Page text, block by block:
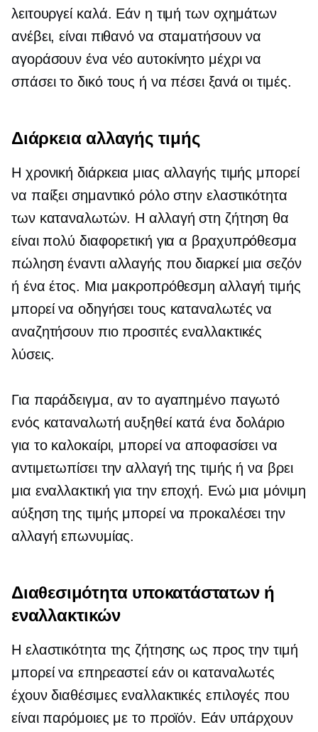
λειτουργεί καλά. Εάν η τιμή των οχημάτων
ανέβει, είναι πιθανό να σταματήσουν να
αγοράσουν ένα νέο αυτοκίνητο μέχρι να
σπάσει το δικό τους ή να πέσει ξανά οι τιμές.
Διάρκεια αλλαγής τιμής
Η χρονική διάρκεια μιας αλλαγής τιμής μπορεί
να παίξει σημαντικό ρόλο στην ελαστικότητα
των καταναλωτών. Η αλλαγή στη ζήτηση θα
είναι πολύ διαφορετική για α βραχυπρόθεσμα
πώληση έναντι αλλαγής που διαρκεί μια σεζόν
ή ένα έτος. Μια μακροπρόθεσμη αλλαγή τιμής
μπορεί να οδηγήσει τους καταναλωτές να
αναζητήσουν πιο προσιτές εναλλακτικές
λύσεις.
Για παράδειγμα, αν το αγαπημένο παγωτό
ενός καταναλωτή αυξηθεί κατά ένα δολάριο
για το καλοκαίρι, μπορεί να αποφασίσει να
αντιμετωπίσει την αλλαγή της τιμής ή να βρει
μια εναλλακτική για την εποχή. Ενώ μια μόνιμη
αύξηση της τιμής μπορεί να προκαλέσει την
αλλαγή επωνυμίας.
Διαθεσιμότητα υποκατάστατων ή
εναλλακτικών
Η ελαστικότητα της ζήτησης ως προς την τιμή
μπορεί να επηρεαστεί εάν οι καταναλωτές
έχουν διαθέσιμες εναλλακτικές επιλογές που
είναι παρόμοιες με το προϊόν. Εάν υπάρχουν